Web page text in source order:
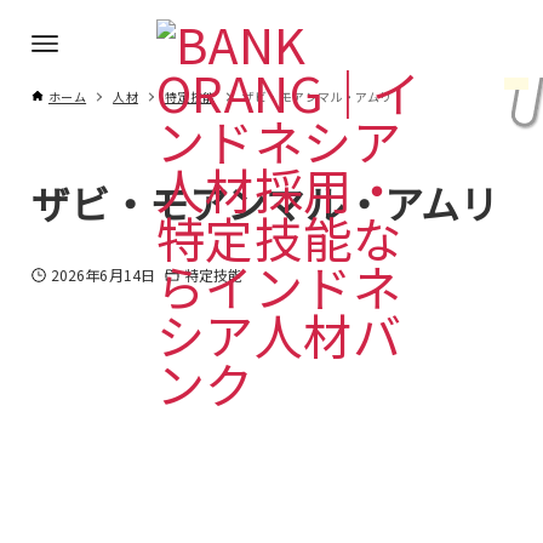
ホーム 人材 特定技能 ザビ・モアンマル・アムリ
ザビ・モアンマル・アムリ
2026年6月14日 特定技能